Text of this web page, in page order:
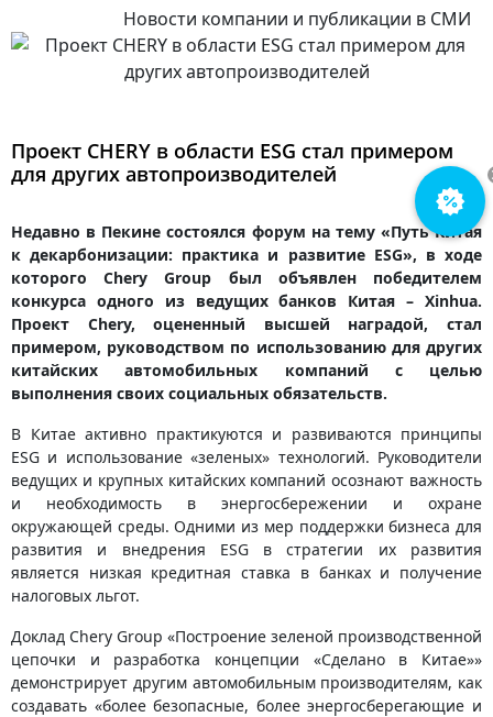
Новости компании и публикации в СМИ
Проект CHERY в области ESG стал примером
для других автопроизводителей
Недавно в Пекине состоялся форум на тему «Путь Китая
к декарбонизации: практика и развитие ESG», в ходе
которого Chery Group был объявлен победителем
конкурса одного из ведущих банков Китая – Xinhua.
Проект Chery, оцененный высшей наградой, стал
примером, руководством по использованию для других
китайских автомобильных компаний с целью
выполнения своих социальных обязательств.
В Китае активно практикуются и развиваются принципы
ESG и использование «зеленых» технологий. Руководители
ведущих и крупных китайских компаний осознают важность
и необходимость в энергосбережении и охране
окружающей среды. Одними из мер поддержки бизнеса для
развития и внедрения ESG в стратегии их развития
является низкая кредитная ставка в банках и получение
налоговых льгот.
Доклад Chery Group «Построение зеленой производственной
цепочки и разработка концепции «Сделано в Китае»»
демонстрирует другим автомобильным производителям, как
создавать «более безопасные, более энергосберегающие и